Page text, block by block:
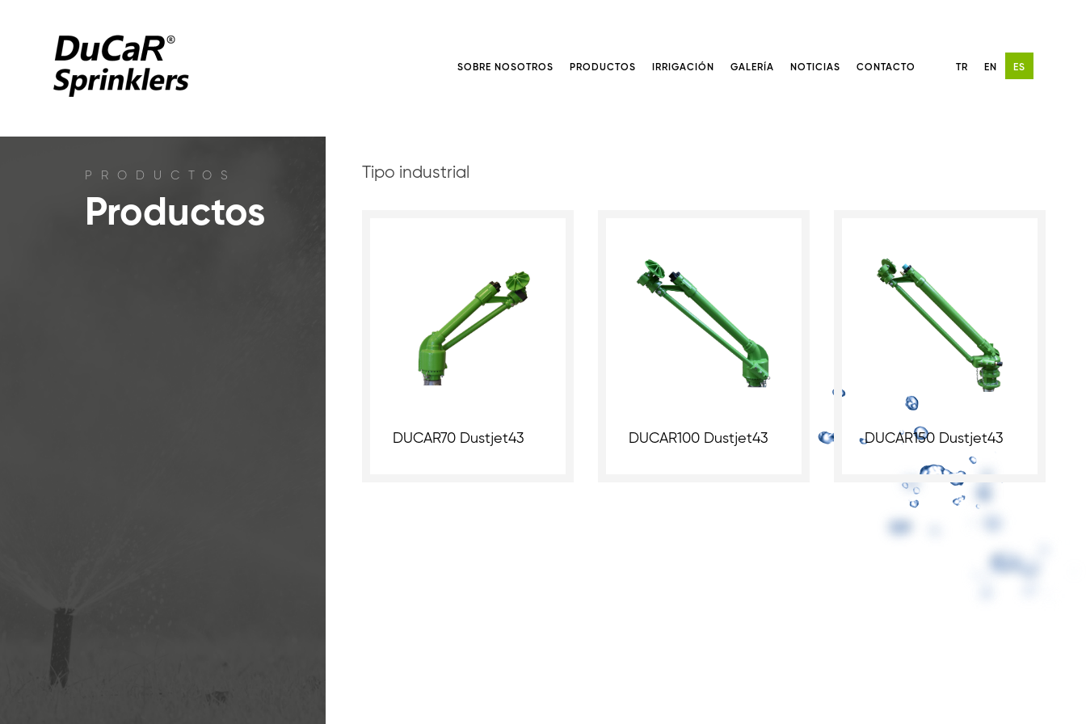
SOBRE NOSOTROS PRODUCTOS IRRIGACIÓN GALERÍA NOTICIAS CONTACTO TR EN ES
PRODUCTOS
Productos
Tipo industrial
DUCAR70 Dustjet43 DUCAR100 Dustjet43 DUCAR150 Dustjet43